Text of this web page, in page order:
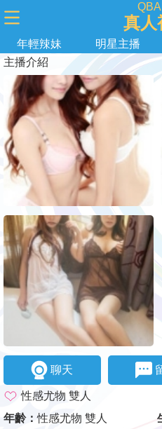
真人
年輕辣妹 明星主播
主播介紹
聊天
性感尤物 雙人
年齡：性感尤物 雙人